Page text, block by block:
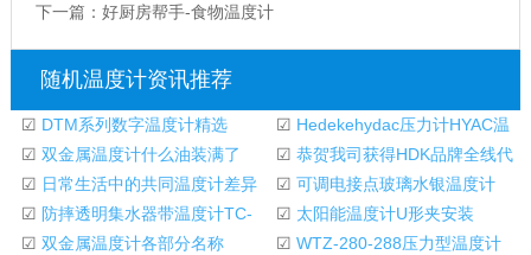
下一篇： 好厨房帮手-食物温度计
随机温度计资讯推荐
☑ DTM系列数字温度计精选 ☑ Hedekehydac压力计HYAC温
度计的安装方法
☑ 双金属温度计什么油装满了 ☑ 恭贺我司获得HDK品牌全线代
理权
☑ 日常生活中的共同温度计差异 ☑ 可调电接点玻璃水银温度计
☑ 防摔透明集水器带温度计TC-
800K
☑ 太阳能温度计U形夹安装
☑ 双金属温度计各部分名称 ☑ WTZ-280-288压力型温度计